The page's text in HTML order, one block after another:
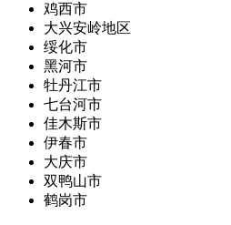
鸡西市
大兴安岭地区
绥化市
黑河市
牡丹江市
七台河市
佳木斯市
伊春市
大庆市
双鸭山市
鹤岗市